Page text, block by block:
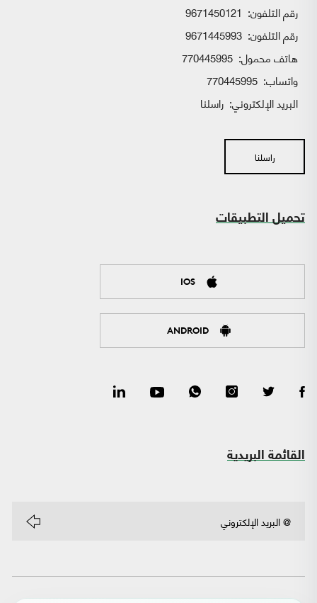
رقم التلفون: 9671450121
رقم التلفون: 9671445993
هاتف محمول: 770445995
واتساب:
البريد الإلكتروني: راسلنا
راسلنا
تحميل التطبيقات
IOS
ANDROID
القائمة البريدية